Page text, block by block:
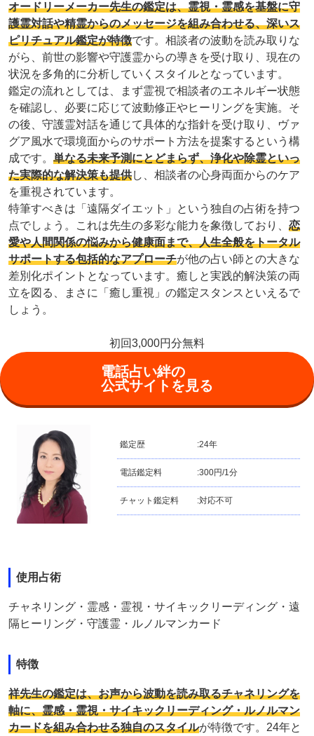
オードリーメーカー先生の鑑定は、霊視・霊感を基盤に守
護霊対話や精霊からのメッセージを組み合わせる、深いス
ピリチュアル鑑定が特徴です。相談者の波動を読み取りな
がら、前世の影響や守護霊からの導きを受け取り、現在の
状況を多角的に分析していくスタイルとなっています。
鑑定の流れとしては、まず霊視で相談者のエネルギー状態
を確認し、必要に応じて波動修正やヒーリングを実施。そ
の後、守護霊対話を通じて具体的な指針を受け取り、ヴァ
グア風水で環境面からのサポート方法を提案するという構
成です。 単なる未来予測にとどまらず、浄化や除霊といっ
た実際的な解決策も提供し、相談者の心身両面からのケア
を重視されています。
特筆すべきは「遠隔ダイエット」という独自の占術を持つ
点でしょう。これは先生の多彩な能力を象徴しており、 恋
愛や人間関係の悩みから健康面まで、人生全般をトータル
サポートする包括的なアプローチが他の占い師との大きな
差別化ポイントとなっています。癒しと実践的解決策の両
立を図る、まさに「癒し重視」の鑑定スタンスといえるで
しょう。
初回3,000円分無料
電話占い絆の
公式サイトを見る
鑑定歴 :24年
電話鑑定料 :300円/1分
チャット鑑定料 :対応不可
使用占術
チャネリング・霊感・霊視・サイキックリーディング・遠
隔ヒーリング・守護霊・ルノルマンカード
特徴
祥先生の鑑定は、お声から波動を読み取るチャネリングを
軸に、霊感・霊視・サイキックリーディング・ルノルマン
カードを組み合わせる独自のスタイルが特徴です。24年と